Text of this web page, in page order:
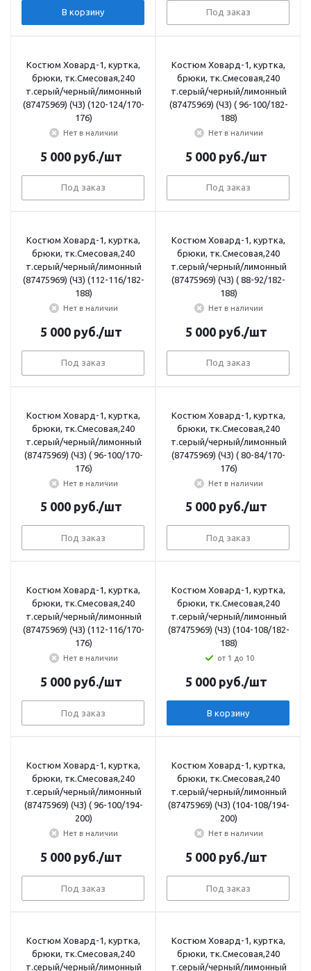
В корзину Под заказ
Костюм Ховард-1, куртка,
брюки, тк.Смесовая,240
т.серый/черный/лимонный
(87475969) (ЧЗ) (120-124/170-
176)
Нет в наличии
5 000руб./шт
Под заказ
Костюм Ховард-1, куртка,
брюки, тк.Смесовая,240
т.серый/черный/лимонный
(87475969) (ЧЗ) ( 96-100/182-
188)
Нет в наличии
5 000руб./шт
Под заказ
Костюм Ховард-1, куртка,
брюки, тк.Смесовая,240
т.серый/черный/лимонный
(87475969) (ЧЗ) (112-116/182-
188)
Нет в наличии
5 000руб./шт
Под заказ
Костюм Ховард-1, куртка,
брюки, тк.Смесовая,240
т.серый/черный/лимонный
(87475969) (ЧЗ) ( 88-92/182-
188)
Нет в наличии
5 000руб./шт
Под заказ
Костюм Ховард-1, куртка,
брюки, тк.Смесовая,240
т.серый/черный/лимонный
(87475969) (ЧЗ) ( 96-100/170-
176)
Нет в наличии
5 000руб./шт
Под заказ
Костюм Ховард-1, куртка,
брюки, тк.Смесовая,240
т.серый/черный/лимонный
(87475969) (ЧЗ) ( 80-84/170-
176)
Нет в наличии
5 000руб./шт
Под заказ
Костюм Ховард-1, куртка,
брюки, тк.Смесовая,240
т.серый/черный/лимонный
(87475969) (ЧЗ) (112-116/170-
176)
Нет в наличии
5 000руб./шт
Под заказ
Костюм Ховард-1, куртка,
брюки, тк.Смесовая,240
т.серый/черный/лимонный
(87475969) (ЧЗ) (104-108/182-
188)
от 1 до 10
5 000руб./шт
В корзину
Костюм Ховард-1, куртка,
брюки, тк.Смесовая,240
т.серый/черный/лимонный
(87475969) (ЧЗ) ( 96-100/194-
200)
Нет в наличии
5 000руб./шт
Под заказ
Костюм Ховард-1, куртка,
брюки, тк.Смесовая,240
т.серый/черный/лимонный
(87475969) (ЧЗ) (104-108/194-
200)
Нет в наличии
5 000руб./шт
Под заказ
Костюм Ховард-1, куртка,
брюки, тк.Смесовая,240
т.серый/черный/лимонный
Костюм Ховард-1, куртка,
брюки, тк.Смесовая,240
т.серый/черный/лимонный